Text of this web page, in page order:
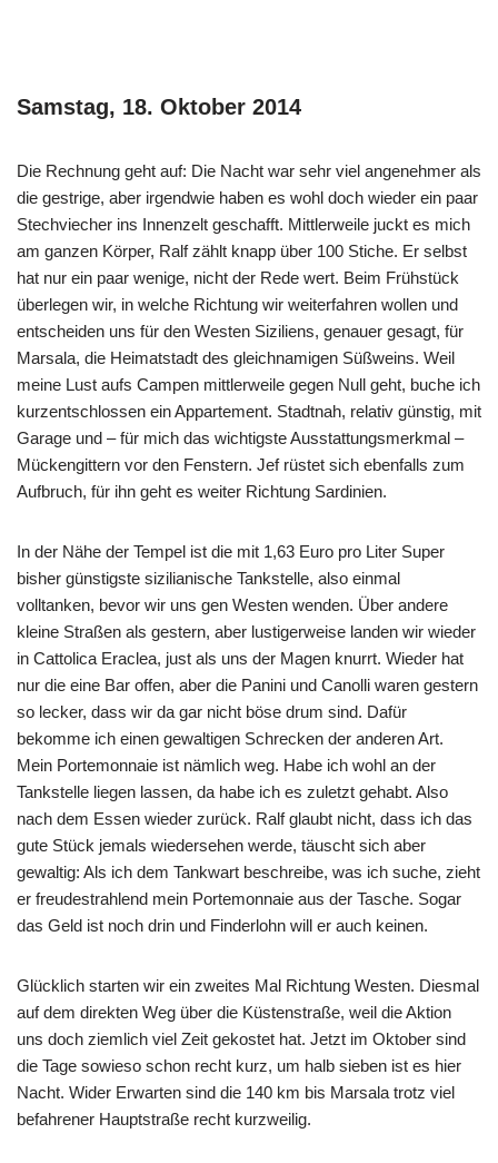
Samstag, 18. Oktober 2014
Die Rechnung geht auf: Die Nacht war sehr viel angenehmer als
die gestrige, aber irgendwie haben es wohl doch wieder ein paar
Stechviecher ins Innenzelt geschafft. Mittlerweile juckt es mich
am ganzen Körper, Ralf zählt knapp über 100 Stiche. Er selbst
hat nur ein paar wenige, nicht der Rede wert. Beim Frühstück
überlegen wir, in welche Richtung wir weiterfahren wollen und
entscheiden uns für den Westen Siziliens, genauer gesagt, für
Marsala, die Heimatstadt des gleichnamigen Süßweins. Weil
meine Lust aufs Campen mittlerweile gegen Null geht, buche ich
kurzentschlossen ein Appartement. Stadtnah, relativ günstig, mit
Garage und – für mich das wichtigste Ausstattungsmerkmal –
Mückengittern vor den Fenstern. Jef rüstet sich ebenfalls zum
Aufbruch, für ihn geht es weiter Richtung Sardinien.
In der Nähe der Tempel ist die mit 1,63 Euro pro Liter Super
bisher günstigste sizilianische Tankstelle, also einmal
volltanken, bevor wir uns gen Westen wenden. Über andere
kleine Straßen als gestern, aber lustigerweise landen wir wieder
in Cattolica Eraclea, just als uns der Magen knurrt. Wieder hat
nur die eine Bar offen, aber die Panini und Canolli waren gestern
so lecker, dass wir da gar nicht böse drum sind. Dafür
bekomme ich einen gewaltigen Schrecken der anderen Art.
Mein Portemonnaie ist nämlich weg. Habe ich wohl an der
Tankstelle liegen lassen, da habe ich es zuletzt gehabt. Also
nach dem Essen wieder zurück. Ralf glaubt nicht, dass ich das
gute Stück jemals wiedersehen werde, täuscht sich aber
gewaltig: Als ich dem Tankwart beschreibe, was ich suche, zieht
er freudestrahlend mein Portemonnaie aus der Tasche. Sogar
das Geld ist noch drin und Finderlohn will er auch keinen.
Glücklich starten wir ein zweites Mal Richtung Westen. Diesmal
auf dem direkten Weg über die Küstenstraße, weil die Aktion
uns doch ziemlich viel Zeit gekostet hat. Jetzt im Oktober sind
die Tage sowieso schon recht kurz, um halb sieben ist es hier
Nacht. Wider Erwarten sind die 140 km bis Marsala trotz viel
befahrener Hauptstraße recht kurzweilig.